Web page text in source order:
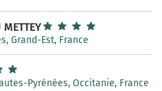
Grand-Est, France
Pyrénées, Occitanie, France